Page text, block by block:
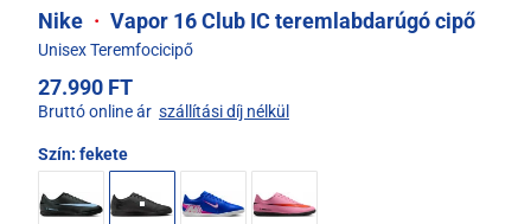
Nike · Vapor 16 Club IC teremlabdarúgó cipő
Unisex Teremfocicipő
27.990 FT
Bruttó online ár szállítási díj nélkül
Szín: fekete